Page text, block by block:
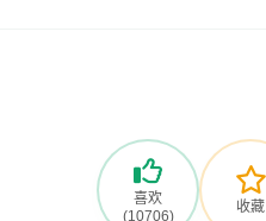
喜欢
(10706)
收藏